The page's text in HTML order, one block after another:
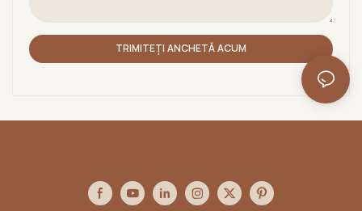
TRIMITEȚI ANCHETĂ ACUM